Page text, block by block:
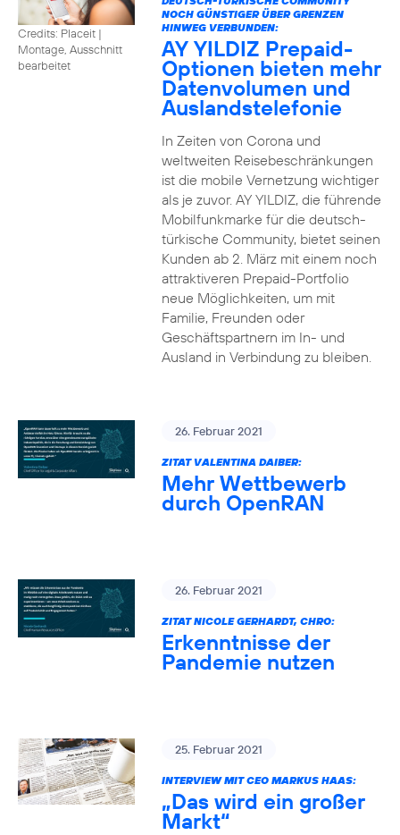
Credits: Placeit |
Montage, Ausschnitt
bearbeitet
NOCH GÜNSTIGER ÜBER GRENZEN
HINWEG VERBUNDEN:
AY YILDIZ Prepaid-
Optionen bieten mehr
Datenvolumen und
Auslandstelefonie
In Zeiten von Corona und
weltweiten Reisebeschränkungen
ist die mobile Vernetzung wichtiger
als je zuvor. AY YILDIZ, die führende
Mobilfunkmarke für die deutsch-
türkische Community, bietet seinen
Kunden ab 2. März mit einem noch
attraktiveren Prepaid-Portfolio
neue Möglichkeiten, um mit
Familie, Freunden oder
Geschäftspartnern im In- und
Ausland in Verbindung zu bleiben.
26. Februar 2021
ZITAT VALENTINA DAIBER:
Mehr Wettbewerb
durch OpenRAN
26. Februar 2021
ZITAT NICOLE GERHARDT, CHRO:
Erkenntnisse der
Pandemie nutzen
25. Februar 2021
INTERVIEW MIT CEO MARKUS HAAS:
„Das wird ein großer
Markt“